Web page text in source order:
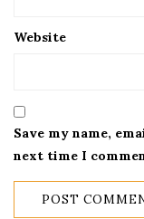
Website
Save my name,
next time I